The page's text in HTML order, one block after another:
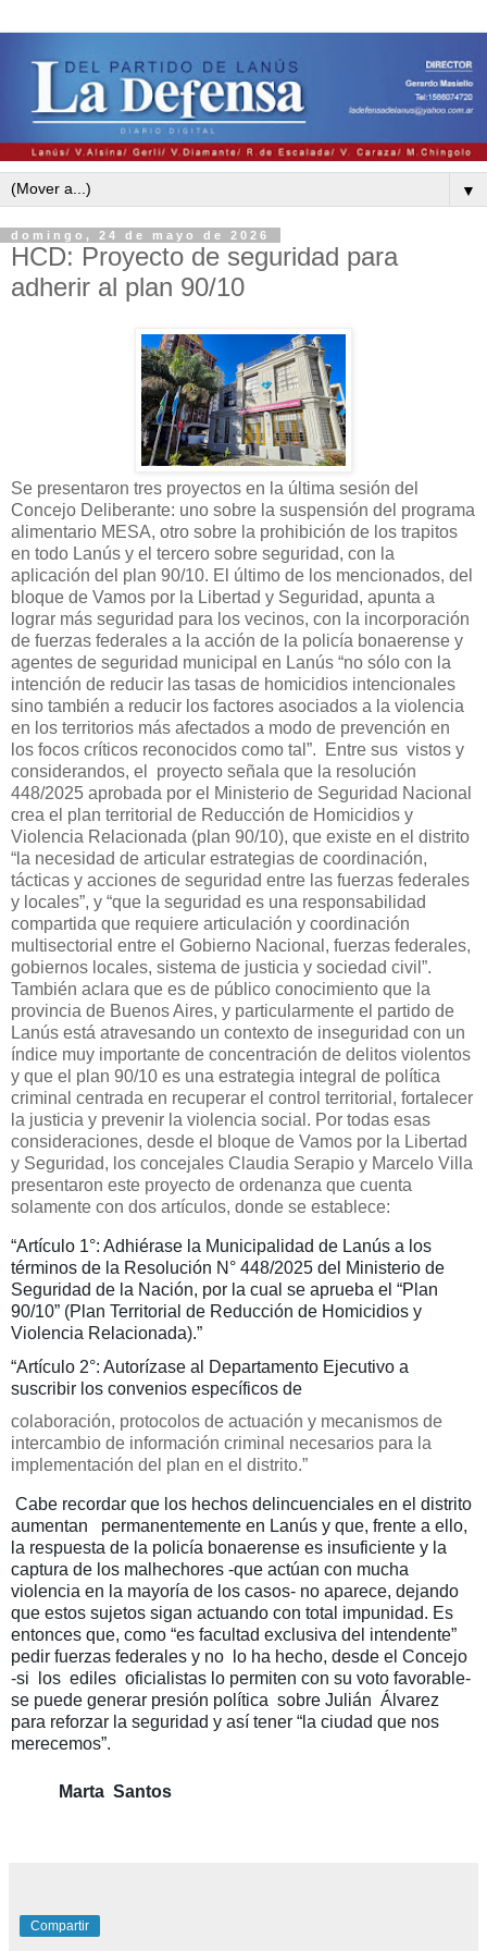
▼
domingo, 24 de mayo de 2026
HCD: Proyecto de seguridad para
adherir al plan 90/10
Se presentaron tres proyectos en la última sesión del
Concejo Deliberante: uno sobre la suspensión del programa
alimentario MESA, otro sobre la prohibición de los trapitos
en todo Lanús y el tercero sobre seguridad, con la
aplicación del plan 90/10. El último de los mencionados, del
bloque de Vamos por la Libertad y Seguridad, apunta a
lograr más seguridad para los vecinos, con la incorporación
de fuerzas federales a la acción de la policía bonaerense y
agentes de seguridad municipal en Lanús “no sólo con la
intención de reducir las tasas de homicidios intencionales
sino también a reducir los factores asociados a la violencia
en los territorios más afectados a modo de prevención en
los focos críticos reconocidos como tal”. Entre sus vistos y
considerandos, el proyecto señala que la resolución
448/2025 aprobada por el Ministerio de Seguridad Nacional
crea el plan territorial de Reducción de Homicidios y
Violencia Relacionada (plan 90/10), que existe en el distrito
“la necesidad de articular estrategias de coordinación,
tácticas y acciones de seguridad entre las fuerzas federales
y locales”, y “que la seguridad es una responsabilidad
compartida que requiere articulación y coordinación
multisectorial entre el Gobierno Nacional, fuerzas federales,
gobiernos locales, sistema de justicia y sociedad civil”.
También aclara que es de público conocimiento que la
provincia de Buenos Aires, y particularmente el partido de
Lanús está atravesando un contexto de inseguridad con un
índice muy importante de concentración de delitos violentos
y que el plan 90/10 es una estrategia integral de política
criminal centrada en recuperar el control territorial, fortalecer
la justicia y prevenir la violencia social. Por todas esas
consideraciones, desde el bloque de Vamos por la Libertad
y Seguridad, los concejales Claudia Serapio y Marcelo Villa
presentaron este proyecto de ordenanza que cuenta
solamente con dos artículos, donde se establece:
“Artículo 1°: Adhiérase la Municipalidad de Lanús a los
términos de la Resolución N° 448/2025 del Ministerio de
Seguridad de la Nación, por la cual se aprueba el “Plan
90/10” (Plan Territorial de Reducción de Homicidios y
Violencia Relacionada).”
“Artículo 2°: Autorízase al Departamento Ejecutivo a
suscribir los convenios específicos de
colaboración, protocolos de actuación y mecanismos de
intercambio de información criminal necesarios para la
implementación del plan en el distrito.”
Cabe recordar que los hechos delincuenciales en el distrito
aumentan permanentemente en Lanús y que, frente a ello,
la respuesta de la policía bonaerense es insuficiente y la
captura de los malhechores -que actúan con mucha
violencia en la mayoría de los casos- no aparece, dejando
que estos sujetos sigan actuando con total impunidad. Es
entonces que, como “es facultad exclusiva del intendente”
pedir fuerzas federales y no lo ha hecho, desde el Concejo
-si los ediles oficialistas lo permiten con su voto favorable-
se puede generar presión política sobre Julián Álvarez
para reforzar la seguridad y así tener “la ciudad que nos
merecemos”.
Marta Santos
Compartir